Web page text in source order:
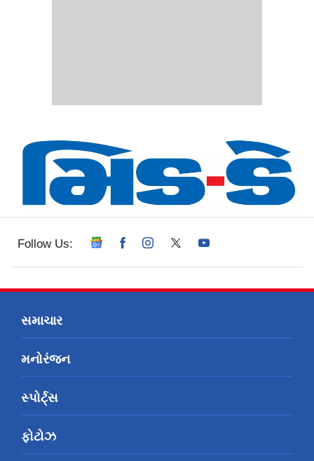
Follow Us:
સમાચાર
મનોરંજન
સ્પોર્ટ્સ
ફોટોઝ